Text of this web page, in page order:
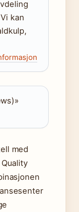
kan
med